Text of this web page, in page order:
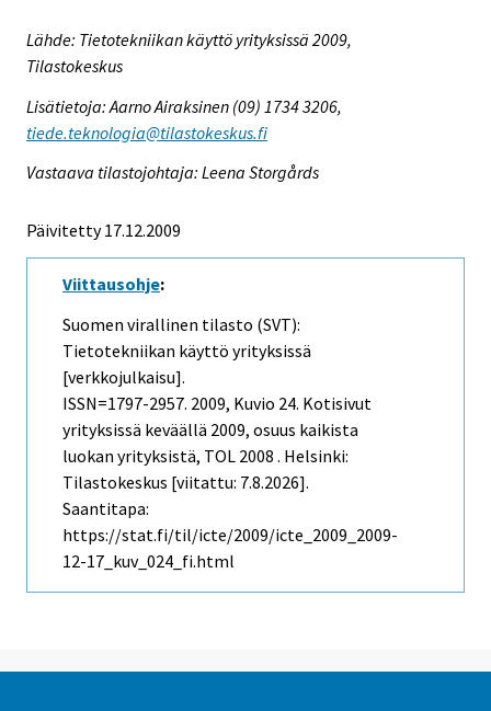
Lähde: Tietotekniikan käyttö yrityksissä 2009,
Tilastokeskus
Lisätietoja: Aarno Airaksinen (09) 1734 3206,
tiede.teknologia@tilastokeskus.fi
Vastaava tilastojohtaja: Leena Storgårds
Päivitetty 17.12.2009
Viittausohje:
Suomen virallinen tilasto (SVT):
Tietotekniikan käyttö yrityksissä
[verkkojulkaisu].
ISSN=1797-2957. 2009, Kuvio 24. Kotisivut
yrityksissä keväällä 2009, osuus kaikista
luokan yrityksistä, TOL 2008 . Helsinki:
Tilastokeskus [viitattu: 7.8.2026].
Saantitapa:
https://stat.fi/til/icte/2009/icte_2009_2009-
12-17_kuv_024_fi.html